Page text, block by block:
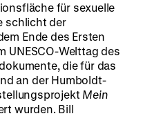
für sexuelle
schlicht der
Ende des Ersten
UNESCO-Welttag des
die für das
an der Humboldt-
Mein
wurden. Bill